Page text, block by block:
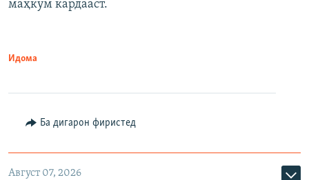
маҳкум кардааст.
Идома
Ба дигарон фиристед
Август 07, 2026